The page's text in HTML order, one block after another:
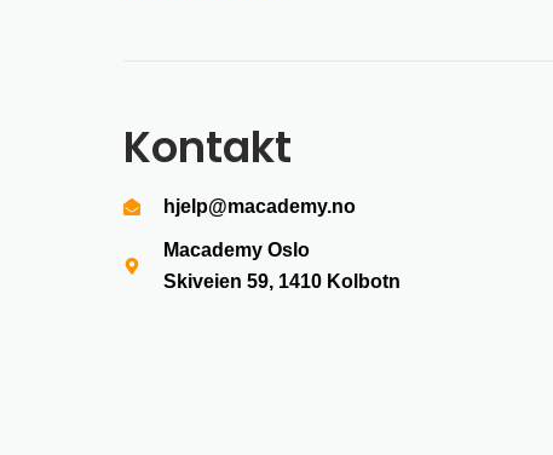
Kontakt
hjelp@macademy.no
Macademy Oslo
Skiveien 59, 1410 Kolbotn